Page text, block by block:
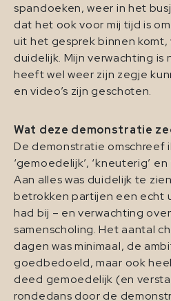
spandoeken, weer in het
dat het ook voor mij tijd is
uit het gesprek binnen
duidelijk. Mijn verwachting is
heeft wel weer zijn zegje
en video’s zijn geschoten.
Wat deze demonstratie
De demonstratie omschreef
‘gemoedelijk’, ‘kneuterig’
Aan alles was duidelijk te
betrokken partijen een echt
had bij – en verwachting
samenscholing. Het aantal
dagen was minimaal, de
goedbedoeld, maar ook
deed gemoedelijk (en
rondedans door de